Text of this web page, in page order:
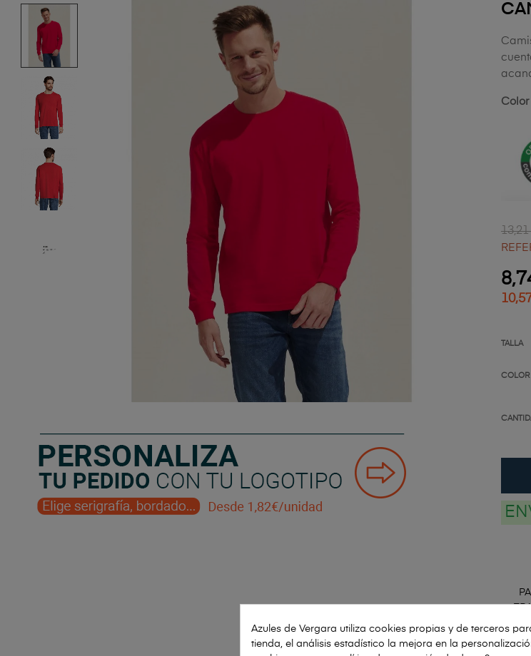
13,21
TALLA
COLOR
Azules de Vergara utiliza cookies propias y de terceros
tienda, el análisis estadístico la mejora en la